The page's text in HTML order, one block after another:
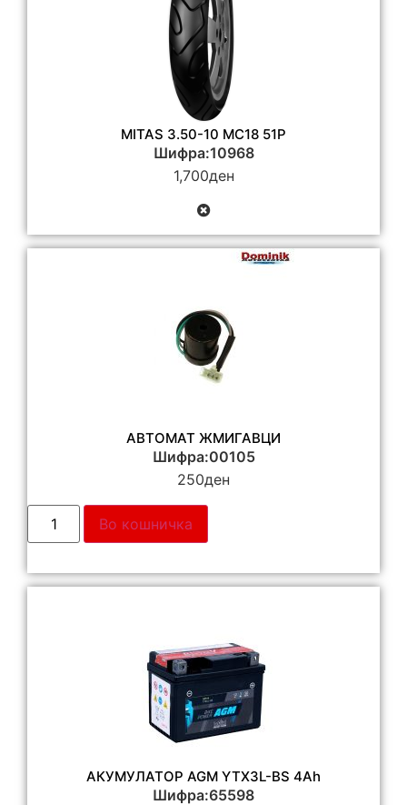
MITAS 3.50-10 MC18 51P
Шифра:10968
1,700ден
АВТОМАТ ЖМИГАВЦИ
Шифра:00105
250ден
Во кошничка
АКУМУЛАТОР AGM YTX3L-BS 4Ah
Шифра:65598